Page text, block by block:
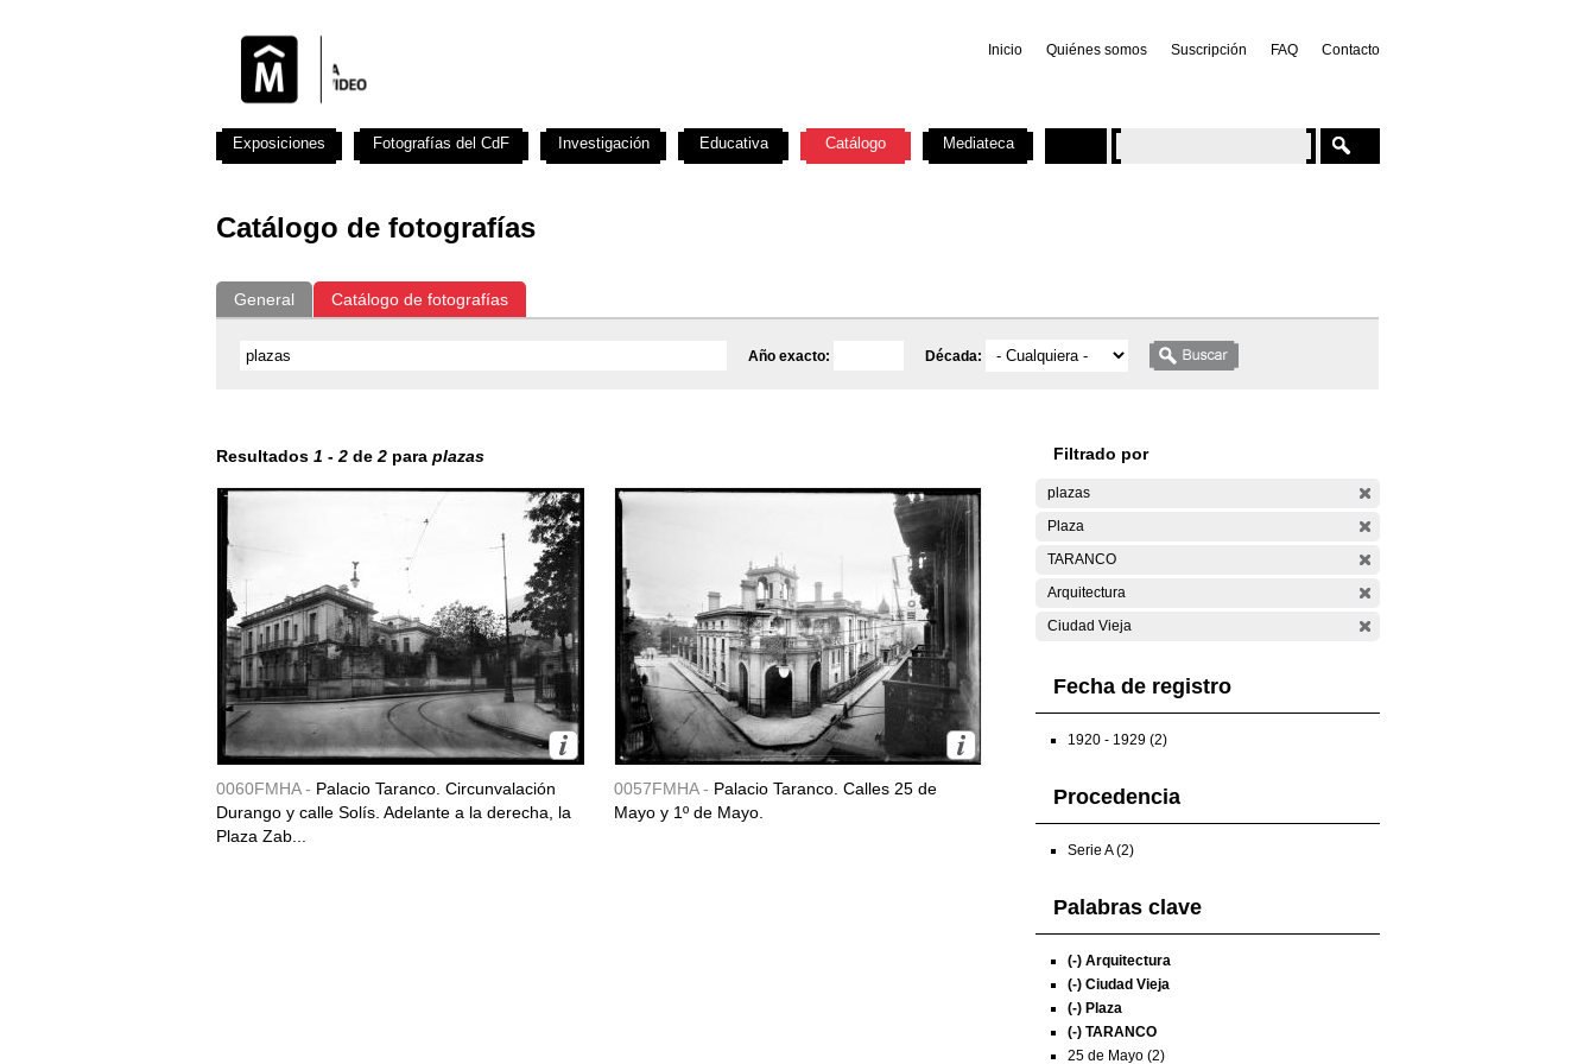
Inicio Quiénes somos Suscripción FAQ Contacto
Catálogo de fotografías
General Catálogo de fotografías
Año exacto: Década:
Resultados 1 - 2 de 2 para plazas
0060FMHA - Palacio Taranco. Circunvalación
Durango y calle Solís. Adelante a la derecha, la
Plaza Zab...
0057FMHA - Palacio Taranco. Calles 25 de
Mayo y 1º de Mayo.
Filtrado por
plazas
Plaza
TARANCO
Arquitectura
Ciudad Vieja
Fecha de registro
1920 - 1929 (2)
Procedencia
Serie A (2)
Palabras clave
(-) Arquitectura
(-) Ciudad Vieja
(-) Plaza
(-) TARANCO
25 de Mayo (2)
Exposiciones Fotografías del CdF Investigación Educativa Catálogo Mediateca